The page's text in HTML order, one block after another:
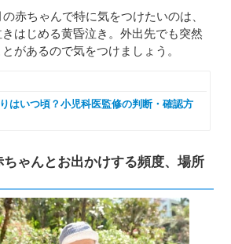
赤ちゃんで特に気をつけたいのは、
はじめる黄昏泣き。外出先でも突然
があるので気をつけましょう。
はいつ頃？小児科医監修の判断・確認方
ゃんとお出かけする頻度、場所